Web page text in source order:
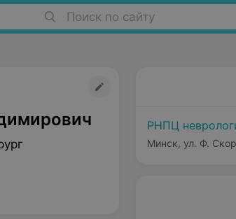
Поиск по сайту
РНПЦ
Минск, ул. Ф.